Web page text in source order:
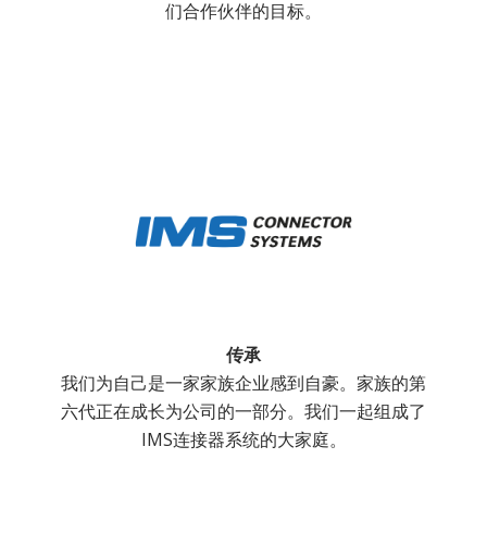
们合作伙伴的目标。
传承
我们为自己是一家家族企业感到自豪。家族的第
六代正在成长为公司的一部分。我们一起组成了
IMS连接器系统的大家庭。